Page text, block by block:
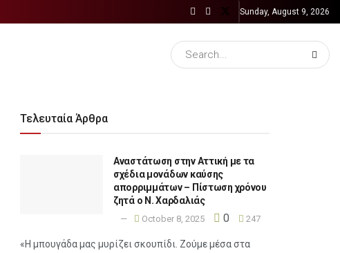
Sunday, August 9, 2026
Τελευταία Άρθρα
Αναστάτωση στην Αττική με τα
σχέδια μονάδων καύσης
απορριμμάτων – Πίστωση χρόνου
ζητά ο Ν. Χαρδαλιάς
October 8, 2025 0 247
«Η μπουγάδα μας μυρίζει σκουπίδι. Ζούμε μέσα στα